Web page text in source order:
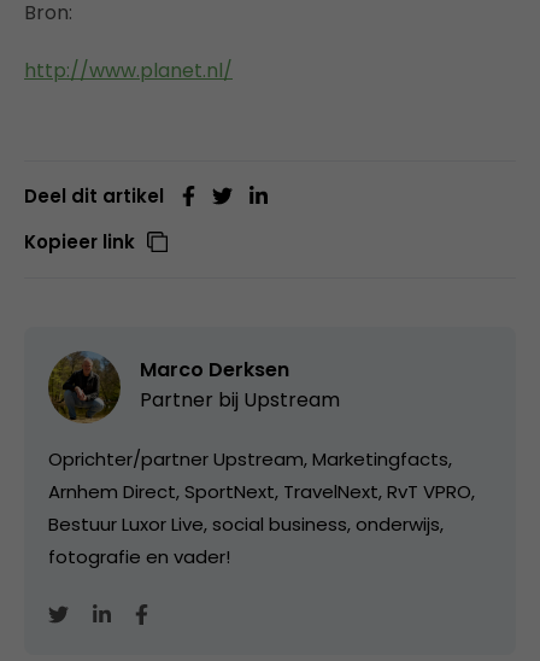
Bron:
http://www.planet.nl/
Deel dit artikel
Kopieer link
Marco Derksen
Partner bij Upstream
Oprichter/partner Upstream, Marketingfacts,
Arnhem Direct, SportNext, TravelNext, RvT VPRO,
Bestuur Luxor Live, social business, onderwijs,
fotografie en vader!